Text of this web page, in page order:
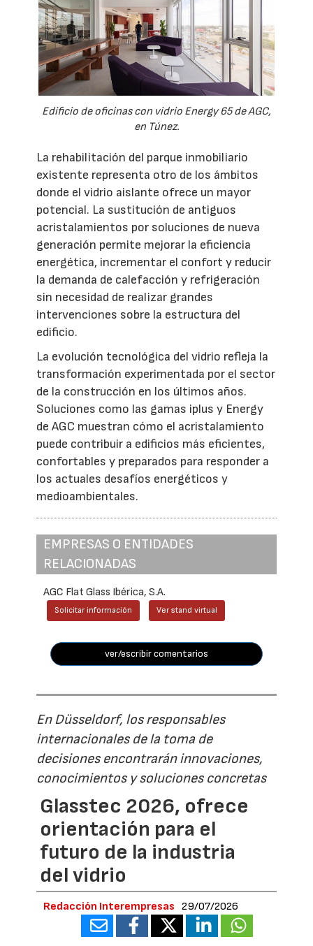
Edificio de oficinas con vidrio Energy 65 de AGC,
en Túnez.
La rehabilitación del parque inmobiliario
existente representa otro de los ámbitos
donde el vidrio aislante ofrece un mayor
potencial. La sustitución de antiguos
acristalamientos por soluciones de nueva
generación permite mejorar la eficiencia
energética, incrementar el confort y reducir
la demanda de calefacción y refrigeración
sin necesidad de realizar grandes
intervenciones sobre la estructura del
edificio.
La evolución tecnológica del vidrio refleja la
transformación experimentada por el sector
de la construcción en los últimos años.
Soluciones como las gamas iplus y Energy
de AGC muestran cómo el acristalamiento
puede contribuir a edificios más eficientes,
confortables y preparados para responder a
los actuales desafíos energéticos y
medioambientales.
EMPRESAS O ENTIDADES
RELACIONADAS
AGC Flat Glass Ibérica, S.A.
Solicitar información Ver stand virtual
ver/escribir comentarios
En Düsseldorf, los responsables
internacionales de la toma de
decisiones encontrarán innovaciones,
conocimientos y soluciones concretas
Glasstec 2026, ofrece
orientación para el
futuro de la industria
del vidrio
Redacción Interempresas 29/07/2026